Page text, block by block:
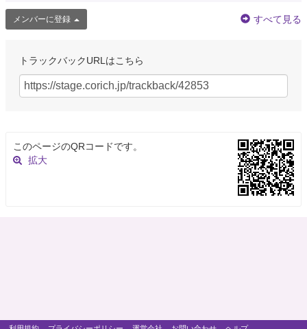
メンバーに登録 すべて見る
トラックバックURLはこちら
このページのQRコードです。
拡大